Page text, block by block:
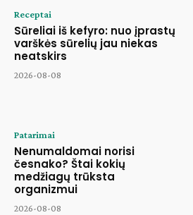
Receptai
Sūreliai iš kefyro: nuo įprastų
varškės sūrelių jau niekas
neatskirs
2026-08-08
Patarimai
Nenumaldomai norisi
česnako? Štai kokių
medžiagų trūksta
organizmui
2026-08-08